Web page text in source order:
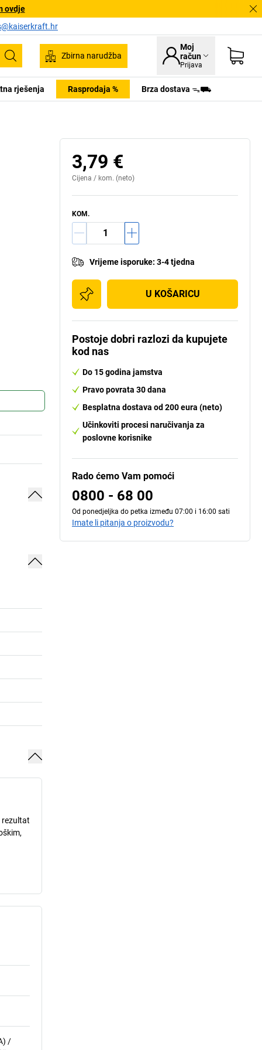
ovdje
Pretraživanje
Zbirna narudžba
Moj
račun
Prijava
rješenja Rasprodaja % Brza dostava ᯓ⛟
rezultat
/
3,79 €
Cijena / kom. (neto)
KOM.
Vrijeme isporuke: 3-4 tjedna
U KOŠARICU
Postoje dobri razlozi da kupujete
kod nas
Do 15 godina jamstva
Pravo povrata 30 dana
Besplatna dostava od 200 eura (neto)
Učinkoviti procesi naručivanja za
poslovne korisnike
Rado ćemo Vam pomoći
0800 - 68 00
Od ponedjeljka do petka između 07:00 i 16:00 sati
Imate li pitanja o proizvodu?